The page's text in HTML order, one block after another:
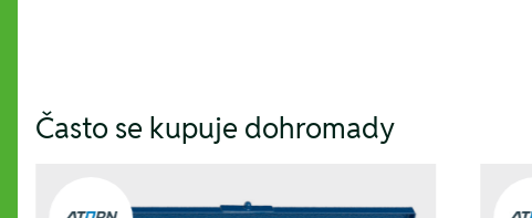
Často se kupuje dohromady